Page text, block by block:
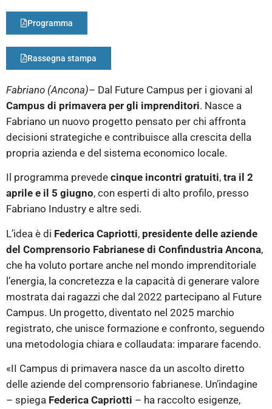
Programma
Rassegna stampa
Fabriano (Ancona)– Dal Future Campus per i giovani al
Campus di primavera per gli imprenditori. Nasce a
Fabriano un nuovo progetto pensato per chi affronta
decisioni strategiche e contribuisce alla crescita della
propria azienda e del sistema economico locale.
Il programma prevede cinque incontri gratuiti, tra il 2
aprile e il 5 giugno, con esperti di alto profilo, presso
Fabriano Industry e altre sedi.
L’idea è di Federica Capriotti, presidente delle aziende
del Comprensorio Fabrianese di Confindustria Ancona,
che ha voluto portare anche nel mondo imprenditoriale
l’energia, la concretezza e la capacità di generare valore
mostrata dai ragazzi che dal 2022 partecipano al Future
Campus. Un progetto, diventato nel 2025 marchio
registrato, che unisce formazione e confronto, seguendo
una metodologia chiara e collaudata: imparare facendo.
«II Campus di primavera nasce da un ascolto diretto
delle aziende del comprensorio fabrianese. Un’indagine
– spiega Federica Capriotti – ha raccolto esigenze,